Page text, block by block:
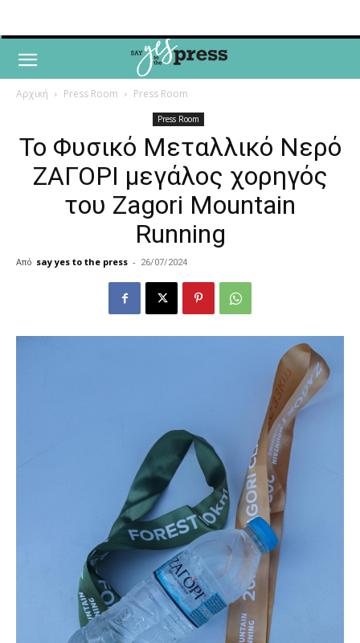
Αρχική Press Room Press Room
Press Room
Το Φυσικό Μεταλλικό Νερό
ΖΑΓΟΡΙ μεγάλος χορηγός
του Zagori Mountain
Running
Από say yes to the press - 26/07/2024